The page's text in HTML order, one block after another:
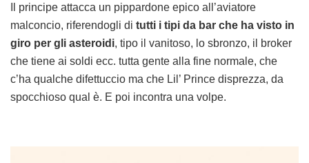
Il principe attacca un pippardone epico all’aviatore
malconcio, riferendogli di tutti i tipi da bar che ha visto in
giro per gli asteroidi, tipo il vanitoso, lo sbronzo, il broker
che tiene ai soldi ecc. tutta gente alla fine normale, che
c’ha qualche difettuccio ma che Lil’ Prince disprezza, da
spocchioso qual è. E poi incontra una volpe.